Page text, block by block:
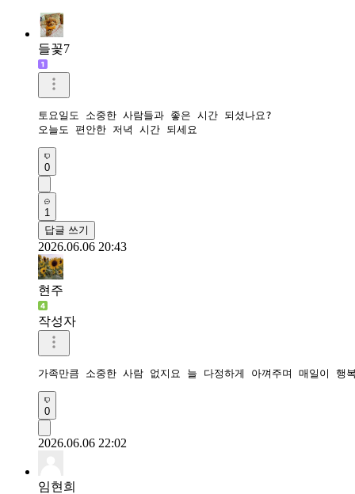
들꽃7
토요일도 소중한 사람들과 좋은 시간 되셨나요?
오늘도 편안한 저녁 시간 되세요
0
1
답글 쓰기
2026.06.06 20:43
현주
작성자
가족만큼 소중한 사람 없지요 늘 다정하게 아껴주며 매일이 행
0
2026.06.06 22:02
임현희